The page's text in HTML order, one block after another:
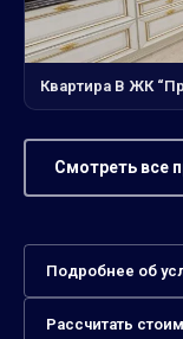
Квартира В ЖК
Смотреть все
Подробнее об
Рассчитать